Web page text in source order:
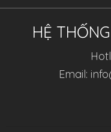
HỆ
Email: